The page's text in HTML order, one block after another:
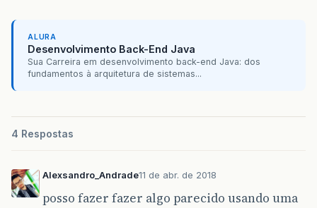
ALURA
Desenvolvimento Back-End Java
Sua Carreira em desenvolvimento back-end Java: dos
fundamentos à arquitetura de sistemas...
4 Respostas
Alexsandro_Andrade11 de abr. de 2018
posso fazer fazer algo parecido usando uma